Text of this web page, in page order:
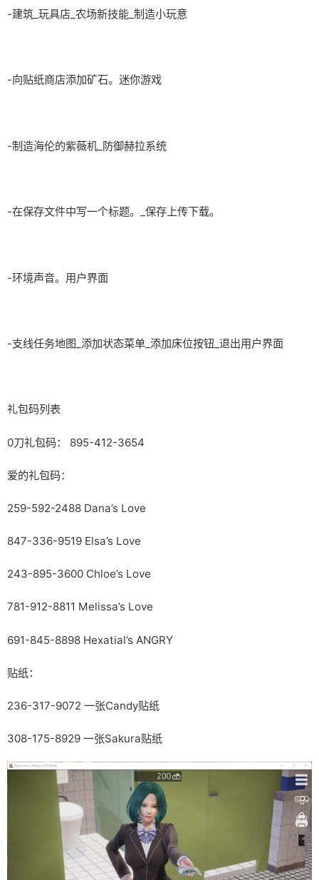
-建筑_玩具店_农场新技能_制造小玩意
-向贴纸商店添加矿石。迷你游戏
-制造海伦的紫薇机_防御赫拉系统
-在保存文件中写一个标题。_保存上传下载。
-环境声音。用户界面
-支线任务地图_添加状态菜单_添加床位按钮_退出用户界面
礼包码列表
0刀礼包码： 895-412-3654
爱的礼包码：
259-592-2488 Dana’s Love
847-336-9519 Elsa’s Love
243-895-3600 Chloe’s Love
781-912-8811 Melissa’s Love
691-845-8898 Hexatial’s ANGRY
贴纸：
236-317-9072 一张Candy贴纸
308-175-8929 一张Sakura贴纸